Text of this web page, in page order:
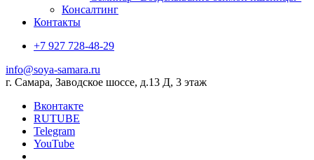
Консалтинг
Контакты
+7 927 728-48-29
info@soya-samara.ru
г. Самара, Заводское шоссе, д.13 Д, 3 этаж
Вконтакте
RUTUBE
Telegram
YouTube